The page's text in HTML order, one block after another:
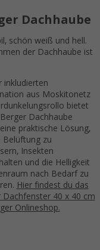
Dachhaube
schön weiß und hell.
der Dachhaube ist
inkludierten
aus Moskitonetz
bietet
Dachhaube
praktische Lösung,
Belüftung zu
Insekten
und die Helligkeit
nach Bedarf zu
Hier findest du das
Dachfenster 40 x 40 cm
Onlineshop.